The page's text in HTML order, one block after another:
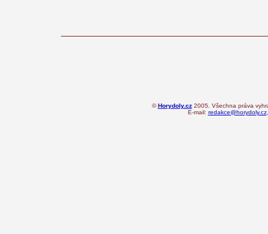
©Horydoly.cz2005. Všechna práva
E-mail: redakce@horydoly.cz